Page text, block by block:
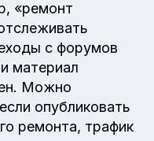
«ремонт
с форумов
материал
Можно
опубликовать
ремонта, трафик